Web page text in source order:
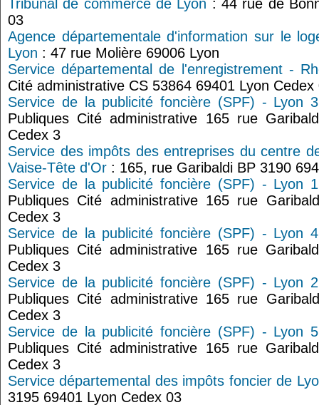
Tribunal de commerce de Lyon : 44 rue de
03
Agence départementale d'information sur le
Lyon : 47 rue Molière 69006 Lyon
Service départemental de l'enregistrement -
Cité administrative CS 53864 69401 Lyon Cedex
Service de la publicité foncière (SPF) - Lyon 3
Publiques Cité administrative 165 rue
Cedex 3
Service des impôts des entreprises du centre
Vaise-Tête d'Or : 165, rue Garibaldi BP 3190
Service de la publicité foncière (SPF) - Lyon 1
Publiques Cité administrative 165 rue
Cedex 3
Service de la publicité foncière (SPF) - Lyon 4
Publiques Cité administrative 165 rue
Cedex 3
Service de la publicité foncière (SPF) - Lyon 2
Publiques Cité administrative 165 rue
Cedex 3
Service de la publicité foncière (SPF) - Lyon 5
Publiques Cité administrative 165 rue
Cedex 3
Service départemental des impôts foncier de
3195 69401 Lyon Cedex 03